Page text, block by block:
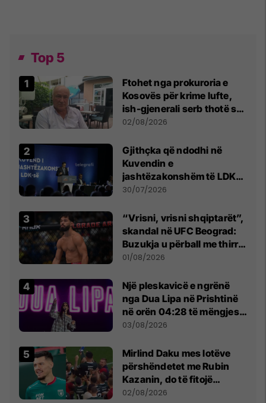
Top 5
Ftohet nga prokuroria e
Kosovës për krime lufte,
ish-gjenerali serb thotë se
dikush e tradhtoi në
02/08/2026
Gjithçka që ndodhi në
Kuvendin e
jashtëzakonshëm të LDK-
së
30/07/2026
“Vrisni, vrisni shqiptarët”,
skandal në UFC Beograd:
Buzukja u përball me thirrje
anti-shqiptare nga
01/08/2026
Një pleskavicë e ngrënë
nga Dua Lipa në Prishtinë
në orën 04:28 të mëngjesit
- dhe bota digjitale serbe
03/08/2026
Mirlind Daku mes lotëve
përshëndetet me Rubin
Kazanin, do të fitojë
miliona te Spartak Moska
02/08/2026